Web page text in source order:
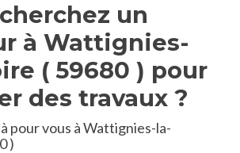
un
à Wattignies-
( 59680 ) pour
des travaux ?
pour vous à Wattignies-la-
)